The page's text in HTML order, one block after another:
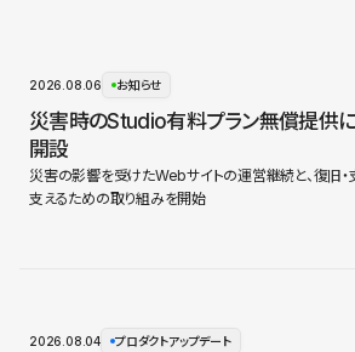
2026.08.06 お知らせ
災害時のStudio有料プラン無償提供
開設
災害の影響を受けたWebサイトの運営継続と、復旧
支えるための取り組みを開始
2026.08.04 プロダクトアップデート